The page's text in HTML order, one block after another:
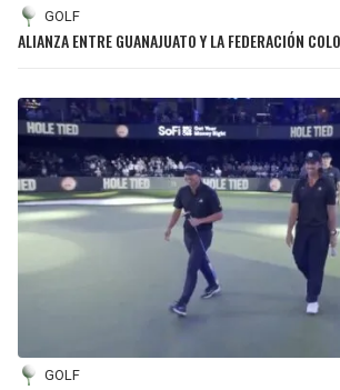
GOLF
ALIANZA ENTRE GUANAJUATO Y LA FEDERACIÓN
GOLF